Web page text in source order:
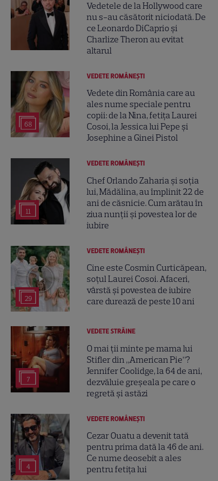
Vedetele de la Hollywood care
nu s-au căsătorit niciodată. De
ce Leonardo DiCaprio și
Charlize Theron au evitat
altarul
68
VEDETE ROMÂNEŞTI
Vedete din România care au
ales nume speciale pentru
copii: de la Nina, fetița Laurei
Cosoi, la Jessica lui Pepe și
Josephine a Ginei Pistol
11
VEDETE ROMÂNEŞTI
Chef Orlando Zaharia și soția
lui, Mădălina, au împlinit 22 de
ani de căsnicie. Cum arătau în
ziua nunții și povestea lor de
iubire
29
VEDETE ROMÂNEŞTI
Cine este Cosmin Curticăpean,
soțul Laurei Cosoi. Afaceri,
vârstă și povestea de iubire
care durează de peste 10 ani
7
VEDETE STRĂINE
O mai ții minte pe mama lui
Stifler din „American Pie”?
Jennifer Coolidge, la 64 de ani,
dezvăluie greșeala pe care o
regretă și astăzi
4
VEDETE ROMÂNEŞTI
Cezar Ouatu a devenit tată
pentru prima dată la 46 de ani.
Ce nume deosebit a ales
pentru fetița lui